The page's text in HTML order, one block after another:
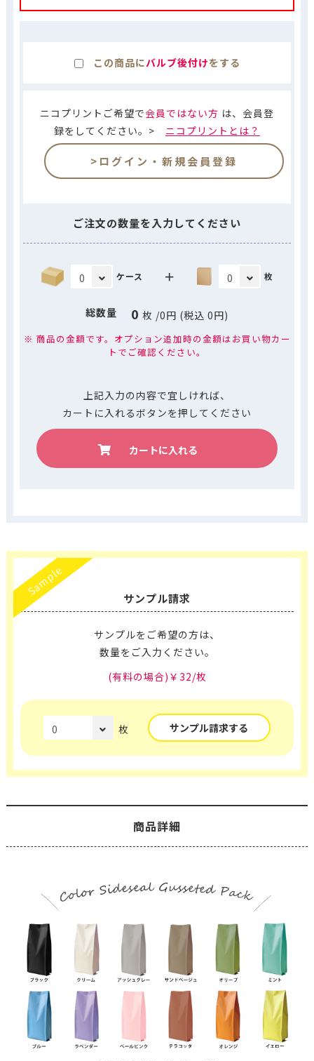
この商品にバルブ後付けをする
ニコプリントご希望で会員ではない方 は、会員登
録をしてください。> ニコプリントとは？
>ログイン・新規会員登録
ご注文の数量を入力してください
ケース ＋ 枚
総数量 0 枚 /0円 (税込 0円)
※ 商品の金額です。オプション追加時の金額はお買い物カー
トでご確認ください。
上記入力の内容で宜しければ、
カートに入れるボタンを押してください
カートに入れる
Sample
サンプル請求
サンプルをご希望の方は、
数量をご入力ください。
(有料の場合)￥32/枚
枚 サンプル請求する
商品詳細